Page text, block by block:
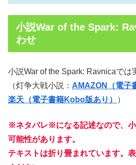
小説War of the Spark:
わせ
小説War of the Spark: Ravnicaでは
（灯争大戦小説： AMAZON（電子
楽天（電子書籍Kobo版あり）
）
※ネタバレ※になる記述なので、小
可能性があります。
テキストは折り畳まれています。